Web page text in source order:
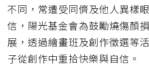
不同，常遭受同儕及他人異樣
信，陽光基金會為鼓勵燒傷顏
展，透過繪畫班及創作徵選等
子從創作中重拾快樂與自信。